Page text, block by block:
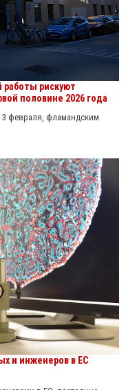
работы рискуют
половине 2026 года
3 февраля, фламандским
и инженеров в ЕС